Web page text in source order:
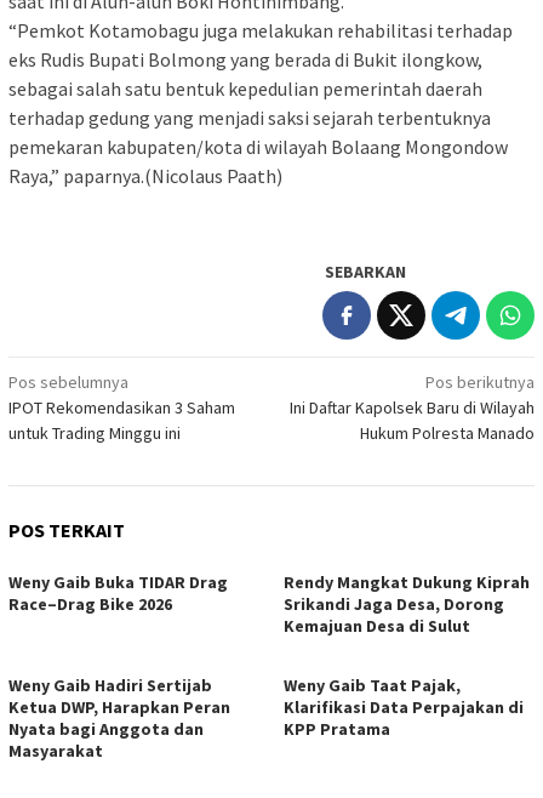
“Pemkot Kotamobagu juga melakukan rehabilitasi terhadap
eks Rudis Bupati Bolmong yang berada di Bukit ilongkow,
sebagai salah satu bentuk kepedulian pemerintah daerah
terhadap gedung yang menjadi saksi sejarah terbentuknya
pemekaran kabupaten/kota di wilayah Bolaang Mongondow
Raya,” paparnya.(Nicolaus Paath)
SEBARKAN
Navigasi
pos
Pos sebelumnya
IPOT Rekomendasikan 3 Saham
untuk Trading Minggu ini
Pos berikutnya
Ini Daftar Kapolsek Baru di Wilayah
Hukum Polresta Manado
POS TERKAIT
Weny Gaib Buka TIDAR Drag
Race–Drag Bike 2026
Rendy Mangkat Dukung Kiprah
Srikandi Jaga Desa, Dorong
Kemajuan Desa di Sulut
Weny Gaib Hadiri Sertijab
Ketua DWP, Harapkan Peran
Nyata bagi Anggota dan
Masyarakat
Weny Gaib Taat Pajak,
Klarifikasi Data Perpajakan di
KPP Pratama